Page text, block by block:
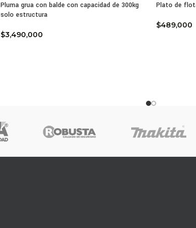
características técnicas de este equipo:
Capacidad de mezcla: 2 bultos de
Fabricacion: Nacional con calidad
Por qué adquirir su equipo de
Sabemos que una obra exitosa
geometría del tambor logre una
respaldo de una empresa líder que
En conclusión, la Mezcladora de
Pluma grua con balde con capacidad de 300kg
solo estructura
$3,490,000
Plato de
$489,000